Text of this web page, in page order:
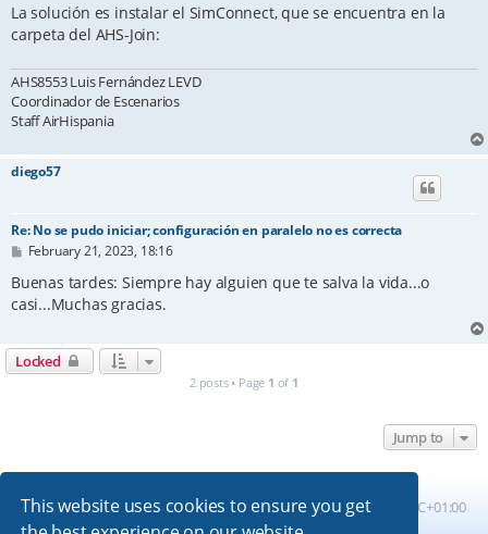
This website uses cookies to ensure you get
La solución es instalar el SimConnect, que se encuentra en la
carpeta del AHS-Join:
AHS8553 Luis Fernández LEVD
Coordinador de Escenarios
Staff AirHispania
diego57
Re: No se pudo iniciar; configuración en paralelo no es correcta
P
s
February 21, 2023, 18:16
Buenas tardes: Siempre hay alguien que te salva la vida...o
casi...Muchas gracias.
Locked
2 posts • Page 1 of 1
Jump to
Board index All times are UTC+01:00